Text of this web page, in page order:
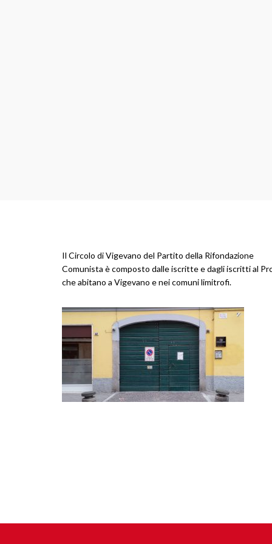
Il Circolo di Vigevano del Partito della Rifondazione
Comunista è composto dalle iscritte e dagli iscritti al
che abitano a Vigevano e nei comuni limitrofi.